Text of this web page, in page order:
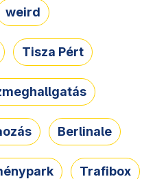
weird
Tisza Pért
Berlinale
Trafibox